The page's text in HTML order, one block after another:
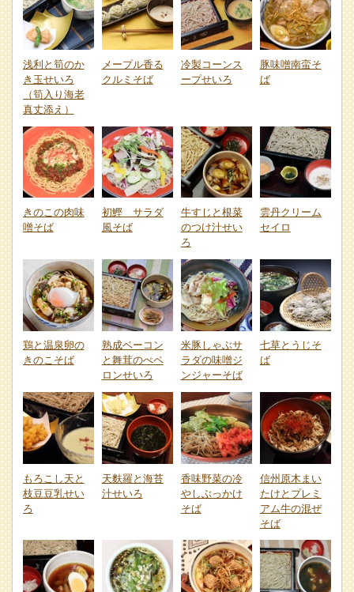
浅利と筍のか
き玉せいろ
（筍入り海老
真丈添え）
メープル香る
クルミそば
冷製コーンス
ープせいろ
豚味噌南蛮そ
ば
きのこの肉味
噌そば
初鰹 サラダ
風そば
牛すじと根菜
のつけ汁せい
ろ
雲丹クリーム
セイロ
鶏と温泉卵の
きのこそば
熟成ベーコン
と舞茸のぺペ
ロンせいろ
米豚しゃぶサ
ラダの味噌ジ
ンジャーそば
七草とうじそ
ば
もろこし天と
枝豆豆乳せい
ろ
天麩羅と海苔
汁せいろ
香味野菜の冷
やしぶっかけ
そば
信州原木まい
たけとプレミ
アム牛の混ぜ
そば